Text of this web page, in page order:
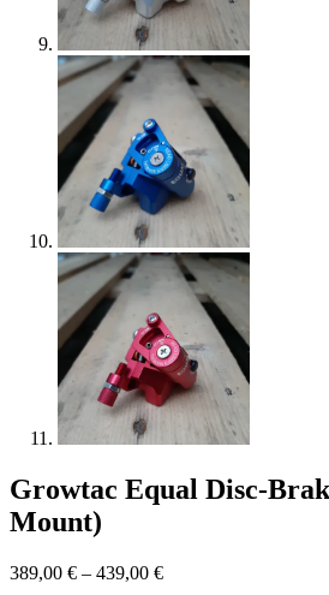
Growtac Equal Disc-
Mount)
389,00 € – 439,00 €